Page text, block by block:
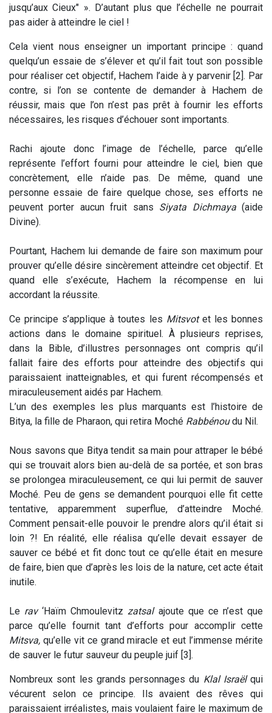
jusqu’aux Cieux" ». D’autant plus que l’échelle ne pourrait
pas aider à atteindre le ciel !
Cela vient nous enseigner un important principe : quand
quelqu’un essaie de s’élever et qu’il fait tout son possible
pour réaliser cet objectif, Hachem l’aide à y parvenir [2]. Par
contre, si l’on se contente de demander à Hachem de
réussir, mais que l’on n’est pas prêt à fournir les efforts
nécessaires, les risques d’échouer sont importants.
Rachi ajoute donc l’image de l’échelle, parce qu’elle
représente l’effort fourni pour atteindre le ciel, bien que
concrètement, elle n’aide pas. De même, quand une
personne essaie de faire quelque chose, ses efforts ne
peuvent porter aucun fruit sans Siyata Dichmaya(aide
Divine).
Pourtant, Hachem lui demande de faire son maximum pour
prouver qu’elle désire sincèrement atteindre cet objectif. Et
quand elle s’exécute, Hachem la récompense en lui
accordant la réussite.
Ce principe s’applique à toutes les Mitsvotet les bonnes
actions dans le domaine spirituel. À plusieurs reprises,
dans la Bible, d’illustres personnages ont compris qu’il
fallait faire des efforts pour atteindre des objectifs qui
paraissaient inatteignables, et qui furent récompensés et
miraculeusement aidés par Hachem.
L’un des exemples les plus marquants est l’histoire de
Bitya, la fille de Pharaon, qui retira Moché Rabbénoudu Nil.
Nous savons que Bitya tendit sa main pour attraper le bébé
qui se trouvait alors bien au-delà de sa portée, et son bras
se prolongea miraculeusement, ce qui lui permit de sauver
Moché. Peu de gens se demandent pourquoi elle fit cette
tentative, apparemment superflue, d’atteindre Moché.
Comment pensait-elle pouvoir le prendre alors qu’il était si
loin ?! En réalité, elle réalisa qu’elle devait essayer de
sauver ce bébé et fit donc tout ce qu’elle était en mesure
de faire, bien que d’après les lois de la nature, cet acte était
inutile.
Le rav‘Haïm Chmoulevitz zatsalajoute que ce n’est que
parce qu’elle fournit tant d’efforts pour accomplir cette
Mitsva, qu’elle vit ce grand miracle et eut l’immense mérite
de sauver le futur sauveur du peuple juif [3].
Nombreux sont les grands personnages du Klal Israëlqui
vécurent selon ce principe. Ils avaient des rêves qui
paraissaient irréalistes, mais voulaient faire le maximum de